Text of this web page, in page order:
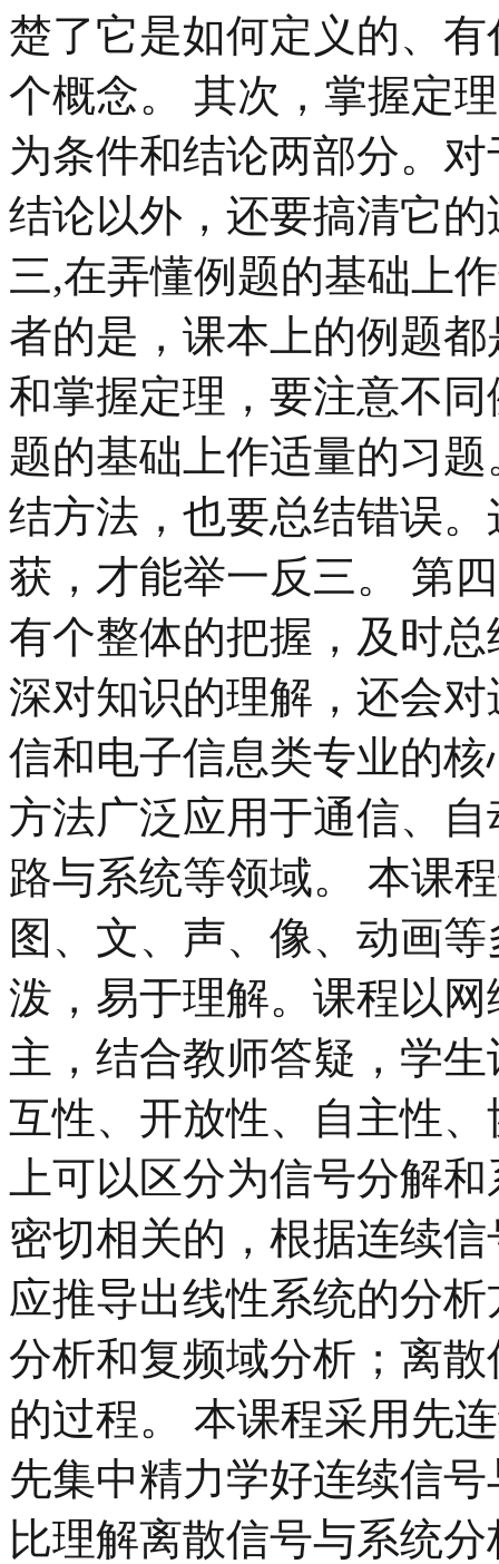
楚了它是如何定义的、
个概念。 其次，掌握定
为条件和结论两部分。
结论以外，还要搞清它
三,在弄懂例题的基础上
者的是，课本上的例题
和掌握定理，要注意不
题的基础上作适量的习
结方法，也要总结错误
获，才能举一反三。 第
有个整体的把握，及时
深对知识的理解，还会
信和电子信息类专业的
方法广泛应用于通信、
路与系统等领域。 本课
图、文、声、像、动画
泼，易于理解。课程以
主，结合教师答疑，学
互性、开放性、自主性
上可以区分为信号分解
密切相关的，根据连续
应推导出线性系统的分
分析和复频域分析；离
的过程。 本课程采用先
先集中精力学好连续信
比理解离散信号与系统